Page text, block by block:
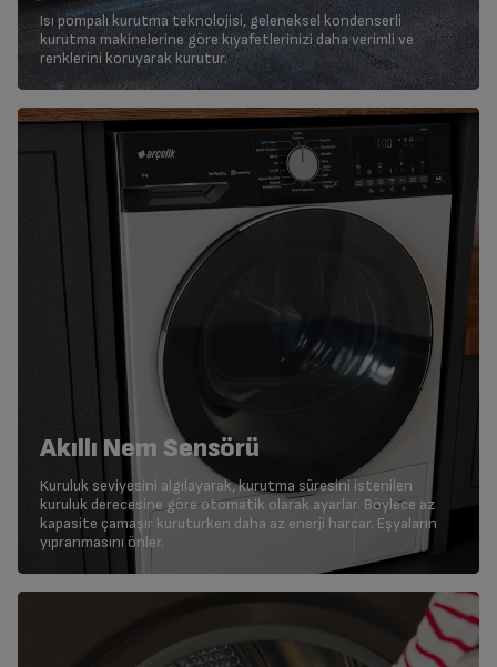
Isı pompalı kurutma teknolojisi, geleneksel kondenserli
kurutma makinelerine göre kıyafetlerinizi daha verimli ve
renklerini koruyarak kurutur.
Akıllı Nem Sensörü
Kuruluk seviyesini algılayarak, kurutma süresini istenilen
kuruluk derecesine göre otomatik olarak ayarlar. Böylece az
kapasite çamaşır kuruturken daha az enerji harcar. Eşyaların
yıpranmasını önler.